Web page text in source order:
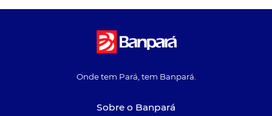
Onde tem Pará, tem Banpará.
Sobre o Banpará